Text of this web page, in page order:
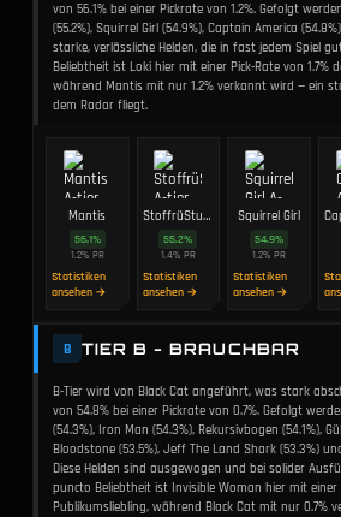
von 56.1% bei einer Pickrate von 1.2%. Gefolgt
(55.2%), Squirrel Girl (54.9%), Captain America
starke, verlässliche Helden, die in fast jedem Spiel
Beliebtheit ist Loki hier mit einer Pick-Rate von 1.7%
während Mantis mit nur 1.2% verkannt wird — ein
dem Radar fliegt.
Mantis
56.1%
1.2% PR
Statistiken
ansehen →
StoffrüStung
55.2%
1.4% PR
Statistiken
ansehen →
Squirrel Girl
54.9%
1.2% PR
Statistiken
ansehen →
B TIER B - BRAUCHBAR
B-Tier wird von Black Cat angeführt, was stark
von 54.8% bei einer Pickrate von 0.7%. Gefolgt
(54.3%), Iron Man (54.3%), Rekursivbogen (54.1%),
Bloodstone (53.5%), Jeff The Land Shark (53.3%)
Diese Helden sind ausgewogen und bei solider
puncto Beliebtheit ist Invisible Woman hier mit einer
Publikumsliebling, während Black Cat mit nur 0.7%